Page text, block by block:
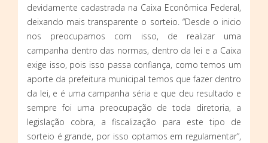
devidamente cadastrada na Caixa Econômica Federal,
deixando mais transparente o sorteio. “Desde o inicio
nos preocupamos com isso, de realizar uma
campanha dentro das normas, dentro da lei e a Caixa
exige isso, pois isso passa confiança, como temos um
aporte da prefeitura municipal temos que fazer dentro
da lei, e é uma campanha séria e que deu resultado e
sempre foi uma preocupação de toda diretoria, a
legislação cobra, a fiscalização para este tipo de
sorteio é grande, por isso optamos em regulamentar”,